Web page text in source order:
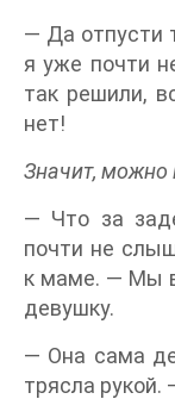
— Да отпусти
я уже почти
так решили,
нет!
Значит, можно
— Что за
почти не
к маме. — Мы
девушку.
— Она сама
трясла рукой.